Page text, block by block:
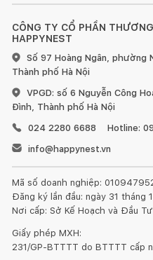
CÔNG TY CỔ PHẦN
HAPPYNEST
Số 97 Hoàng Ngân, phường
Thành phố Hà Nội
VPGD: số 6 Nguyễn Công
Đình, Thành phố Hà Nội
024 2280 6688
Hotline:
info@happynest.vn
Mã số doanh nghiệp:
Đăng ký lần đầu: ngày 31 tháng
Nơi cấp: Sở Kế Hoạch và Đầu
Giấy phép MXH:
231/GP-BTTTT do BTTTT cấp